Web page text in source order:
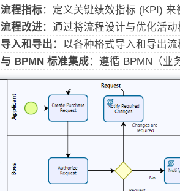
流程指标：定义关键绩效指标 (KPI) 来
流程改进：通过将流程设计与优化活
导入和导出： 以各种格式导入和导出
与 BPMN 标准集成：遵循 BPMN（业